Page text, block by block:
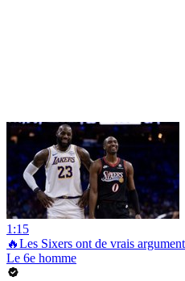
1:15
🔥Les Sixers ont de vrais
Le 6e homme